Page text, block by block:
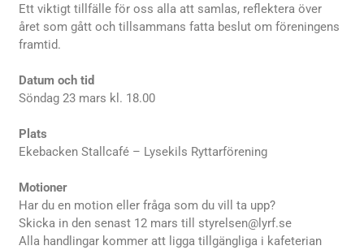
Ett viktigt tillfälle för oss alla att samlas, reflektera över
året som gått och tillsammans fatta beslut om föreningens
framtid.
Datum och tid
Söndag 23 mars kl. 18.00
Plats
Ekebacken Stallcafé – Lysekils Ryttarförening
Motioner
Har du en motion eller fråga som du vill ta upp?
Skicka in den senast 12 mars till styrelsen@lyrf.se
Alla handlingar kommer att ligga tillgängliga i kafeterian